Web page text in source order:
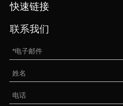
快速链接
联系我们